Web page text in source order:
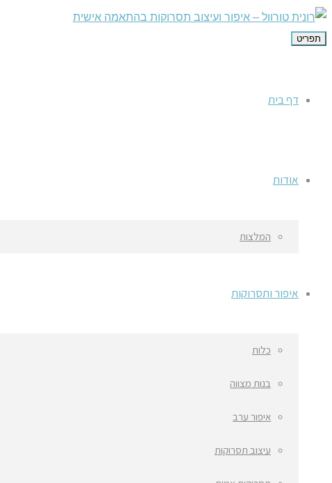
תפריט
דף בית
אודות
המלצות
איפור ותסרוקות
כלות
בנות מצווה
איפור ערב
עיצוב תסרוקות